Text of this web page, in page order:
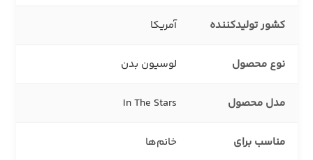
کشور تولیدکننده آمریکا
نوع محصول لوسیون بدن
مدل محصول In The Stars
مناسب برای خانم‌ها